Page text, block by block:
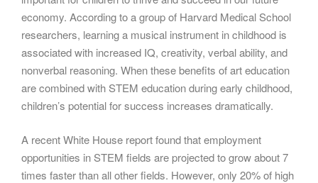
economy. According to a group of Harvard Medical School
researchers, learning a musical instrument in childhood is
associated with increased IQ, creativity, verbal ability, and
nonverbal reasoning. When these benefits of art education
are combined with STEM education during early childhood,
children’s potential for success increases dramatically.
A recent White House report found that employment
opportunities in STEM fields are projected to grow about 7
times faster than all other fields. However, only 20% of high